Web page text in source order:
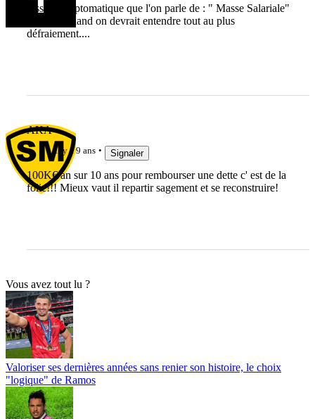
Assez symptomatique que l'on parle de : " Masse Salariale"
en Fed3 quand on devrait entendre tout au plus
défraiement....
AKA
il y a 9 ans Signaler
100K€/an sur 10 ans pour rembourser une dette c' est de la
folie!!! Mieux vaut il repartir sagement et se reconstruire!
Vous avez tout lu ?
Valoriser ses dernières années sans renier son histoire, le choix
"logique" de Ramos